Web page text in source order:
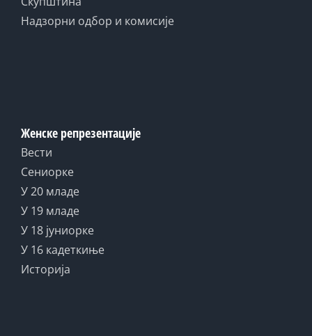
Надзорни одбор и комисије
Женске репрезентације
Вести
Сениорке
У 20 младе
У 19 младе
У 18 јуниорке
У 16 кадеткиње
Историја